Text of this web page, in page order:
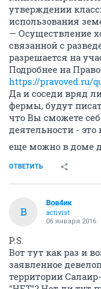
утверждении
использования
— Осуществление
связанной с
разрешается на
Подробнее на
https://pravoved.ru/
Да и соседи вряд
фермы, будут
что Вы сможете
деятельности -
еще можно в доме
ОТВЕТИТЬ
В
Вов4ик
activist
06 января 2016
P.S.
Вот тут как раз и
заявленное
территории